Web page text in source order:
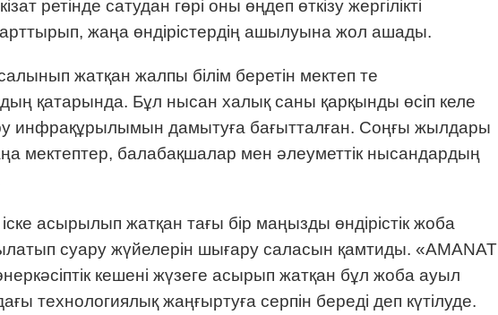
ретінде сатудан гөрі оны өңдеп өткізу жергілікті
арттырып, жаңа өндірістердің ашылуына жол ашады.
жатқан жалпы білім беретін мектеп те
қатарында. Бұл нысан халық саны қарқынды өсіп келе
инфрақұрылымын дамытуға бағытталған. Соңғы жылдары
мектептер, балабақшалар мен әлеуметтік нысандардың
асырылып жатқан тағы бір маңызды өндірістік жоба
суару жүйелерін шығару саласын қамтиды. «AMANAT
кешені жүзеге асырып жатқан бұл жоба ауыл
технологиялық жаңғыртуға серпін береді деп күтілуде.